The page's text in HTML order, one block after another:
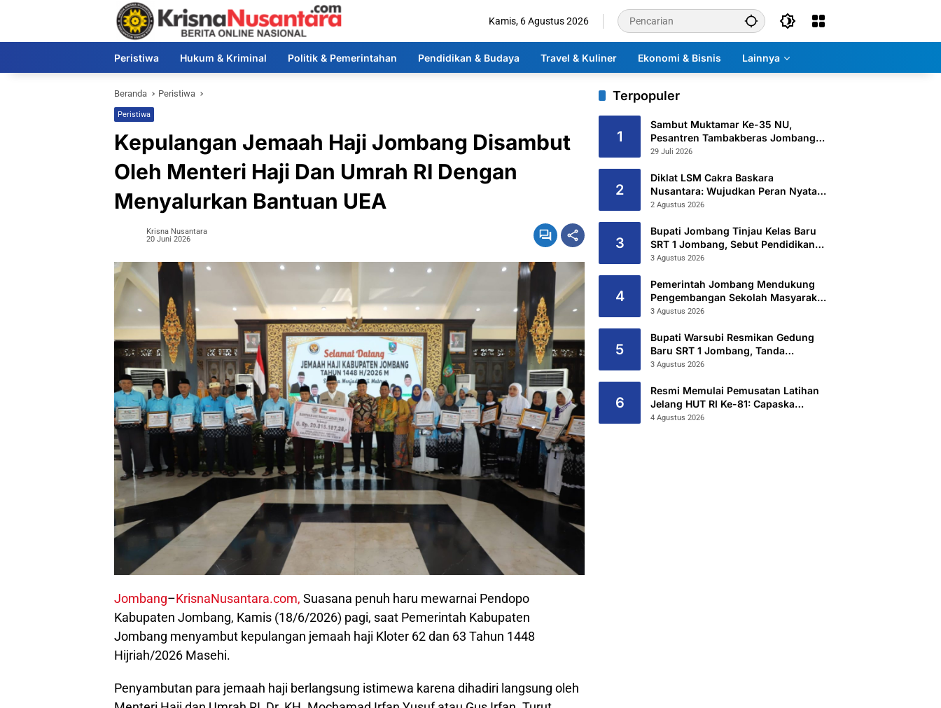
Kamis, 6 Agustus 2026
Peristiwa Hukum & Kriminal Politik & Pemerintahan Pendidikan & Budaya Travel & Kuliner Ekonomi & Bisnis Lainnya
Beranda Peristiwa
Peristiwa
Kepulangan Jemaah Haji Jombang Disambut
Oleh Menteri Haji Dan Umrah RI Dengan
Menyalurkan Bantuan UEA
Krisna Nusantara
20 Juni 2026
Jombang–KrisnaNusantara.com, Suasana penuh haru mewarnai Pendopo
Kabupaten Jombang, Kamis (18/6/2026) pagi, saat Pemerintah Kabupaten
Jombang menyambut kepulangan jemaah haji Kloter 62 dan 63 Tahun 1448
Hijriah/2026 Masehi.
Penyambutan para jemaah haji berlangsung istimewa karena dihadiri langsung oleh
Terpopuler
1
Sambut Muktamar Ke-35 NU,
Pesantren Tambakberas Jombang
Petakan 26 Titik Layanan Utama
29 Juli 2026
2
Diklat LSM Cakra Baskara
Nusantara: Wujudkan Peran Nyata
untuk Masyarakat
2 Agustus 2026
3
Bupati Jombang Tinjau Kelas Baru
SRT 1 Jombang, Sebut Pendidikan
Gratis Beri Harapan Baru
3 Agustus 2026
4
Pemerintah Jombang Mendukung
Pengembangan Sekolah Masyarakat
Yang Kurang Mampu Hingga
Rakyat Terintegritas 1 Jombang
3 Agustus 2026
5
Bupati Warsubi Resmikan Gedung
Baru SRT 1 Jombang, Tanda
Dimulainya MPLS Tahun Ajaran
3 Agustus 2026
6
Resmi Memulai Pemusatan Latihan
Jelang HUT RI Ke-81: Capaska
Jombang 2026 “Mahesa Rakta
4 Agustus 2026